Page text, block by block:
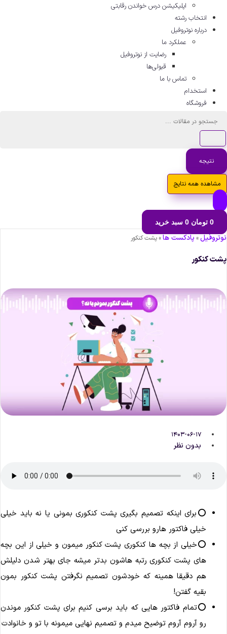
اپلیکیشن درس خواندن رقابتی
انتخاب رشته
درباره نوتروفیل
عملکرد ما
رضایت از نوتروفیل
قبولی‌ها
تماس با ما
استخدام
فروشگاه
نتیجه
مشاهده همه نتایج
0 تومان 0 سبد خرید
»پادکست ها»پشت کنکور
کنکور
۱۴۰۳-۰۶-۱۷
بدون نظر
⭕️برای اینکه تصمیم بگیری پشت کنکوری بمونی یا نه باید خیلی
خیلی فاکتور هارو بررسی کنی
⭕️خیلی از بچه ها کنکوری پشت کنکور میمون و خیلی از این بچه
های پشت کنکوری رتبه هاشون بدتر میشه جای بهتر شدن دلیلش
هم دقیقا همینه که خودشون تصمیم نگرفتن پشت کنکور بمون
بقیه گفتن!
⭕️تمام فاکتور هایی که باید برسی کنیم برای پشت کنکور موندن
رو آروم آروم توضیح میدم و تصمیم نهایی میمونه با تو و خانوادت